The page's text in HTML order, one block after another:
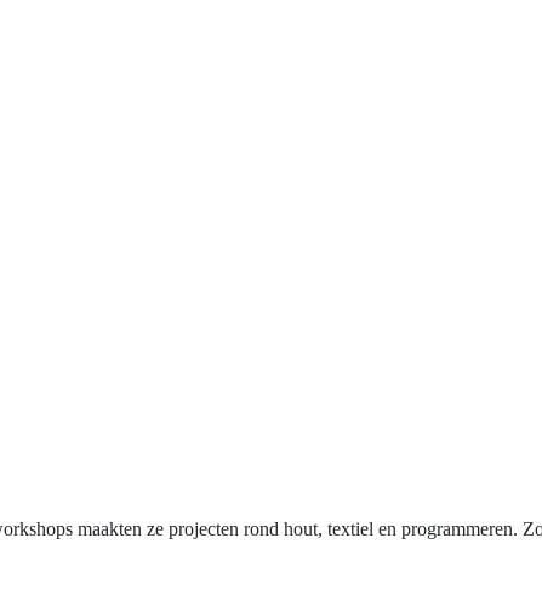
maakten ze projecten rond hout, textiel en programmeren.